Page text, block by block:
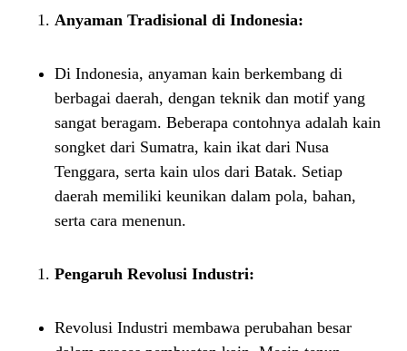
Anyaman Tradisional di Indonesia:
Di Indonesia, anyaman kain berkembang di
berbagai daerah, dengan teknik dan motif yang
sangat beragam. Beberapa contohnya adalah kain
songket dari Sumatra, kain ikat dari Nusa
Tenggara, serta kain ulos dari Batak. Setiap
daerah memiliki keunikan dalam pola, bahan,
serta cara menenun.
Pengaruh Revolusi Industri:
Revolusi Industri membawa perubahan besar